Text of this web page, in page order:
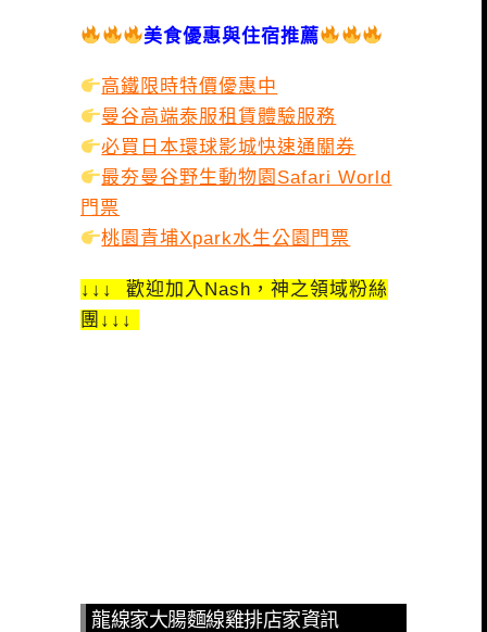
美食優惠與住宿推薦
高鐵限時特價優惠中
曼谷高端泰服租賃體驗服務
必買日本環球影城快速通關券
最夯曼谷野生動物園Safari World
門票
桃園青埔Xpark水生公園門票
↓↓↓ 歡迎加入Nash，神之領域粉絲
團↓↓↓
龍線家大腸麵線雞排店家資訊